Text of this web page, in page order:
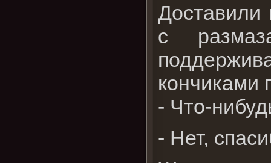
Доставили
с
кончиками
- Что-
- Нет,